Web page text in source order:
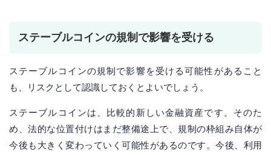
ステーブルコインの規制で影響を受ける
ステーブルコインの規制で影響を受ける可能性があること
も、リスクとして認識しておくとよいでしょう。
ステーブルコインは、比較的新しい金融資産です。そのた
め、法的な位置付けはまだ整備途上で、規制の枠組み自体が
今後も大きく変わっていく可能性があるのです。今後、利用